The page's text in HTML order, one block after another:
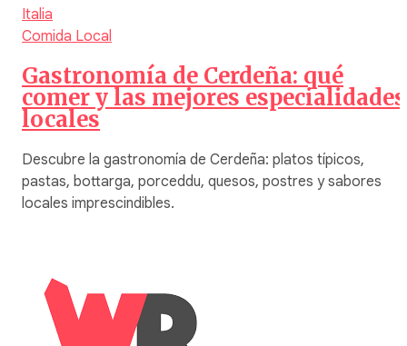
Italia
Comida Local
Gastronomía de Cerdeña: qué
comer y las mejores especialidades
locales
Descubre la gastronomía de Cerdeña: platos típicos,
pastas, bottarga, porceddu, quesos, postres y sabores
locales imprescindibles.